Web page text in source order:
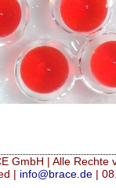
GmbH | Alle Rechte
| info@brace.de |